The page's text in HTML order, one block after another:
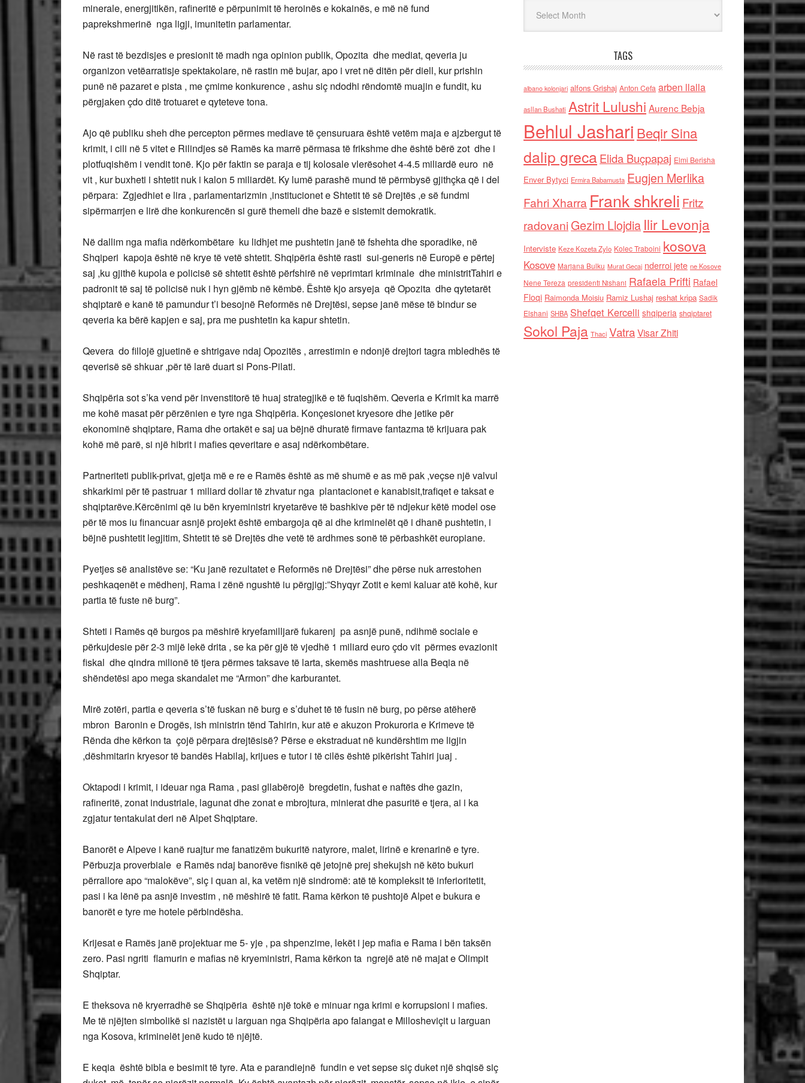
minerale, energjitikën, rafineritë e përpunimit të heroinës e kokainës, e më në fund
paprekshmerinë nga ligji, imunitetin parlamentar.
Në rast të bezdisjes e presionit të madh nga opinion publik, Opozita dhe mediat, qeveria ju
organizon vetëarratisje spektakolare, në rastin më bujar, apo i vret në ditën për diell, kur prishin
punë në pazaret e pista , me çmime konkurence , ashu siç ndodhi rëndomtë muajin e fundit, ku
përgjaken çdo ditë trotuaret e qyteteve tona.
Ajo që publiku sheh dhe percepton përmes mediave të çensuruara është vetëm maja e ajzbergut të
krimit, i cili në 5 vitet e Rilindjes së Ramës ka marrë përmasa të frikshme dhe është bërë zot dhe i
plotfuqishëm i vendit tonë. Kjo për faktin se paraja e tij kolosale vlerësohet 4-4.5 miliardë euro në
vit , kur buxheti i shtetit nuk i kalon 5 miliardët. Ky lumë parashë mund të përmbysë gjithçka që i del
përpara: Zgjedhiet e lira , parlamentarizmin ,institucionet e Shtetit të së Drejtës ,e së fundmi
sipërmarrjen e lirë dhe konkurencën si gurë themeli dhe bazë e sistemit demokratik.
Në dallim nga mafia ndërkombëtare ku lidhjet me pushtetin janë të fshehta dhe sporadike, në
Shqiperi kapoja është në krye të vetë shtetit. Shqipëria është rasti sui-generis në Europë e përtej
saj ,ku gjithë kupola e policisë së shtetit është përfshirë në veprimtari kriminale dhe ministritTahiri e
padronit të saj të policisë nuk i hyn gjëmb në këmbë. Është kjo arsyeja që Opozita dhe qytetarët
shqiptarë e kanë të pamundur t’i besojnë Reformës në Drejtësi, sepse janë mëse të bindur se
qeveria ka bërë kapjen e saj, pra me pushtetin ka kapur shtetin.
Qevera do fillojë gjuetinë e shtrigave ndaj Opozitës , arrestimin e ndonjë drejtori tagra mbledhës të
qeverisë së shkuar ,për të larë duart si Pons-Pilati.
Shqipëria sot s’ka vend për invenstitorë të huaj strategjikë e të fuqishëm. Qeveria e Krimit ka marrë
me kohë masat për përzënien e tyre nga Shqipëria. Konçesionet kryesore dhe jetike për
ekonominë shqiptare, Rama dhe ortakët e saj ua bëjnë dhuratë firmave fantazma të krijuara pak
kohë më parë, si një hibrit i mafies qeveritare e asaj ndërkombëtare.
Partneriteti publik-privat, gjetja më e re e Ramës është as më shumë e as më pak ,veçse një valvul
shkarkimi për të pastruar 1 miliard dollar të zhvatur nga plantacionet e kanabisit,trafiqet e taksat e
shqiptarëve.Kërcënimi që iu bën kryeministri kryetarëve të bashkive për të ndjekur këtë model ose
për të mos iu financuar asnjë projekt është embargoja që ai dhe kriminelët që i dhanë pushtetin, i
bëjnë pushtetit legjitim, Shtetit të së Drejtës dhe vetë të ardhmes sonë të përbashkët europiane.
Pyetjes së analistëve se: “Ku janë rezultatet e Reformës në Drejtësi” dhe përse nuk arrestohen
peshkaqenët e mëdhenj, Rama i zënë ngushtë iu përgjigj:”Shyqyr Zotit e kemi kaluar atë kohë, kur
partia të fuste në burg”.
Shteti i Ramës që burgos pa mëshirë kryefamilljarë fukarenj pa asnjë punë, ndihmë sociale e
përkujdesie për 2-3 mijë lekë drita , se ka për gjë të vjedhë 1 miliard euro çdo vit përmes evazionit
fiskal dhe qindra milionë të tjera përmes taksave të larta, skemës mashtruese alla Beqia në
shëndetësi apo mega skandalet me “Armon” dhe karburantet.
Mirë zotëri, partia e qeveria s’të fuskan në burg e s’duhet të të fusin në burg, po përse atëherë
mbron Baronin e Drogës, ish ministrin tënd Tahirin, kur atë e akuzon Prokuroria e Krimeve të
Rënda dhe kërkon ta çojë përpara drejtësisë? Përse e ekstraduat në kundërshtim me ligjin
,dëshmitarin kryesor të bandës Habilaj, krijues e tutor i të cilës është pikërisht Tahiri juaj .
Oktapodi i krimit, i ideuar nga Rama , pasi gllabërojë bregdetin, fushat e naftës dhe gazin,
rafineritë, zonat industriale, lagunat dhe zonat e mbrojtura, minierat dhe pasuritë e tjera, ai i ka
zgjatur tentakulat deri në Alpet Shqiptare.
Banorët e Alpeve i kanë ruajtur me fanatizëm bukuritë natyrore, malet, lirinë e krenarinë e tyre.
Përbuzja proverbiale e Ramës ndaj banorëve fisnikë që jetojnë prej shekujsh në këto bukuri
përrallore apo “malokëve”, siç i quan ai, ka vetëm një sindromë: atë të kompleksit të inferioritetit,
pasi i ka lënë pa asnjë investim , në mëshirë të fatit. Rama kërkon të pushtojë Alpet e bukura e
banorët e tyre me hotele përbindësha.
Krijesat e Ramës janë projektuar me 5- yje , pa shpenzime, lekët i jep mafia e Rama i bën taksën
zero. Pasi ngriti flamurin e mafias në kryeministri, Rama kërkon ta ngrejë atë në majat e Olimpit
Shqiptar.
E theksova në kryerradhë se Shqipëria është një tokë e minuar nga krimi e korrupsioni i mafies.
Me të njëjten simbolikë si nazistët u larguan nga Shqipëria apo falangat e Millosheviçit u larguan
nga Kosova, kriminelët jenë kudo të njëjtë.
E keqia është bibla e besimit të tyre. Ata e parandiejnë fundin e vet sepse siç duket një shqisë siç
TAGS
albano kolonjari alfons Grishaj Anton Cefa arben llalla
asllan Bushati Astrit Lulushi Aurenc Bebja
Behlul Jashari Beqir Sina
dalip grecaElida Buçpapaj Elmi Berisha
Enver Bytyci Ermira Babamusta Eugjen Merlika
Fahri Xharra Frank shkreli Fritz
radovaniGezim Llojdia Ilir Levonja
Interviste Keze Kozeta Zylo Kolec Traboini kosova
Kosove Marjana Bulku Murat Gecaj nderroi jete ne Kosove
Nene Tereza presidenti Nishani Rafaela Prifti Rafael
Floqi Raimonda Moisiu Ramiz Lushaj reshat kripa Sadik
Elshani SHBA Shefqet Kercelli shqiperia shqiptaret
Sokol Paja Thaci VatraVisar Zhiti